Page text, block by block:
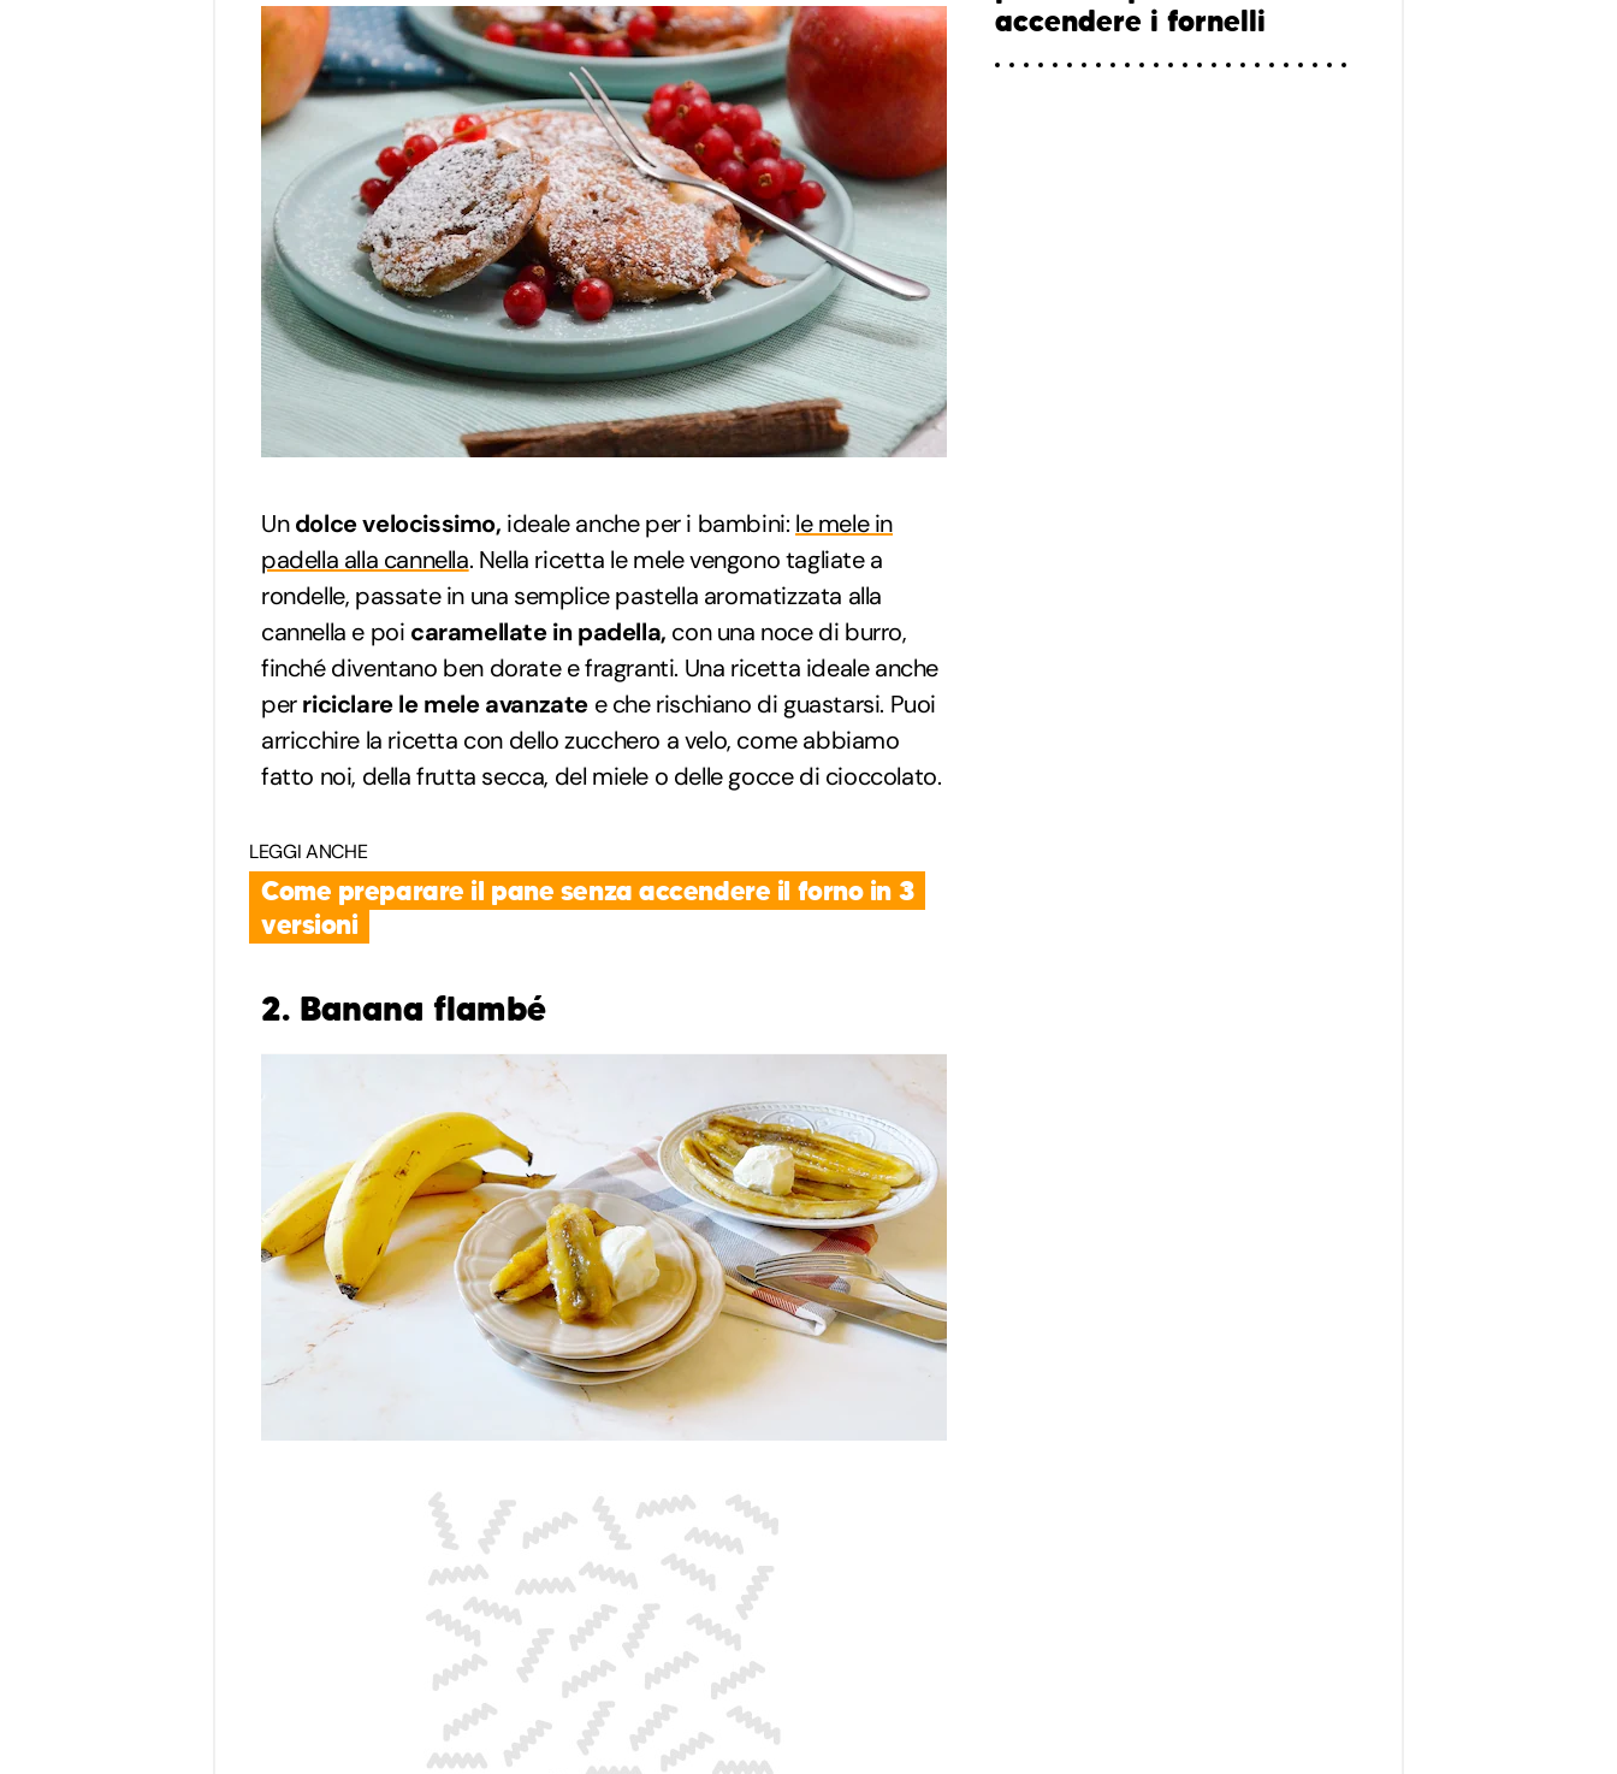
Undolce velocissimo, ideale anche per i bambini: le mele in
padella alla cannella. Nella ricetta le mele vengono tagliate a
rondelle, passate in una semplice pastella aromatizzata alla
cannella e poi caramellate in padella, con una noce di burro,
finché diventano ben dorate e fragranti. Una ricetta ideale anche
perriciclare le mele avanzate e che rischiano di guastarsi. Puoi
arricchire la ricetta con dello zucchero a velo, come abbiamo
fatto noi, della frutta secca, del miele o delle gocce di cioccolato.
LEGGI ANCHE
Come preparare il pane senza accendere il forno in 3
versioni
2. Banana flambé
accendere i fornelli